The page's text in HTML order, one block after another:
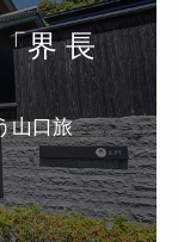
界 長
山口旅